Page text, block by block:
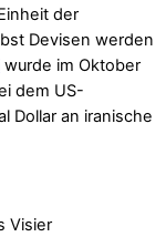
der
Devisen werden
wurde im Oktober
dem US-
Dollar an iranische
Visier